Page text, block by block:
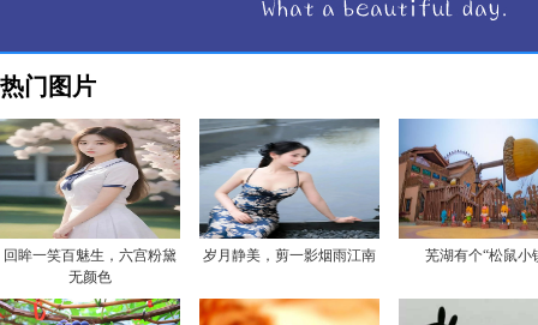
热门图片
回眸一笑百魅生，六宫粉黛
无颜色
岁月静美，剪一影烟雨江南 芜湖有个“松鼠小